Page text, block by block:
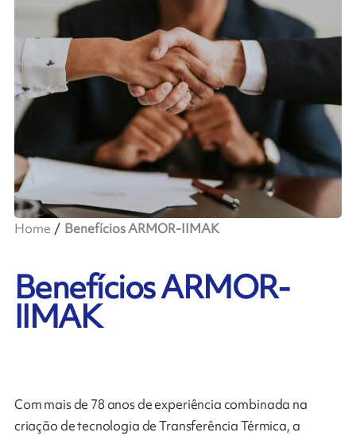
Home Benefícios ARMOR-IIMAK
Benefícios ARMOR-
IIMAK
Com mais de 78 anos de experiência combinada na
criação de tecnologia de Transferência Térmica, a